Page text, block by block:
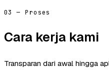
03 — Proses
Cara kerja kami
Transparan dari awal hingga